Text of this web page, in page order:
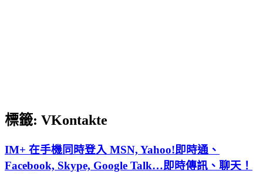
標籤: VKontakte
IM+ 在手機同時登入 MSN, Yahoo!即時通、
Facebook, Skype, Google Talk…即時傳訊、聊天！